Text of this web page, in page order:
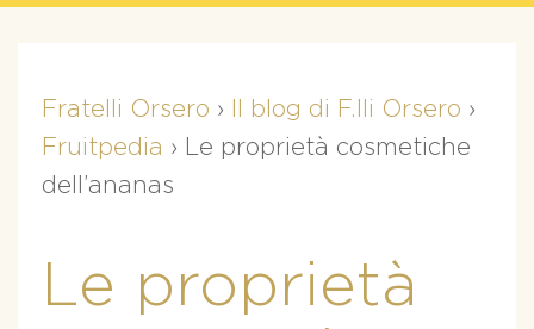
Fratelli Orsero › Il blog di F.lli Orsero ›
Fruitpedia › Le proprietà cosmetiche
dell’ananas
Le proprietà